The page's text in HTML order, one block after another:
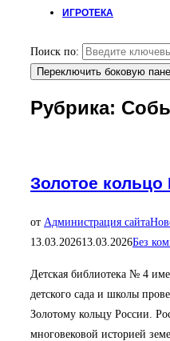
ИГРОТЕКА
Поиск по:
Переключить боковую
Рубрика:
Золотое кольцо
от Администрация сайта
13.03.202613.03.2026Без
Детская библиотека № 4
детского сада и школы
Золотому кольцу России.
многовековой историей